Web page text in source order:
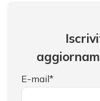
E-mail*